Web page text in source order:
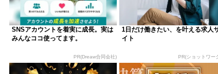
SNSアカウントを着実に成長。実は
みんなココ使ってます。
PR(Dreaw合同会社)
1日だけ働きたい、を叶える求人
イト
PR(ショットワー